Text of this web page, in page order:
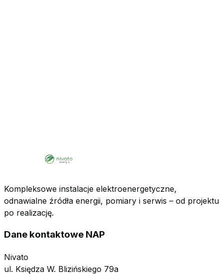
Kompleksowe instalacje elektroenergetyczne,
odnawialne źródła energii, pomiary i serwis – od projektu
po realizację.
Dane kontaktowe NAP
Nivato
ul. Księdza W. Blizińskiego 79a